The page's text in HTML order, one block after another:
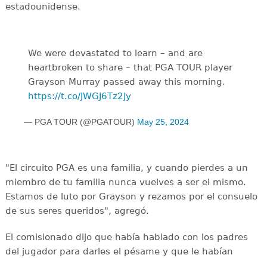
estadounidense.
We were devastated to learn – and are
heartbroken to share – that PGA TOUR player
Grayson Murray passed away this morning.
https://t.co/JWGJ6Tz2jy
— PGA TOUR (@PGATOUR) May 25, 2024
"El circuito PGA es una familia, y cuando pierdes a un
miembro de tu familia nunca vuelves a ser el mismo.
Estamos de luto por Grayson y rezamos por el consuelo
de sus seres queridos", agregó.
El comisionado dijo que había hablado con los padres
del jugador para darles el pésame y que le habían